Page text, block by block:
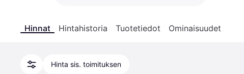
Hinnat Hintahistoria Tuotetiedot Ominaisuudet
Hinta sis. toimituksen